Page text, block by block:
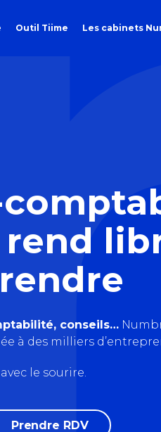
Outil Tiime Les cabinets
conseils…
à des milliers
le sourire.
Prendre RDV